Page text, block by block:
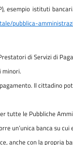
esempio istituti bancari.
pubblica-
di Servizi di
minori.
Il cittadino
tutte le Pubbliche
un’unica banca su
anche con la propria